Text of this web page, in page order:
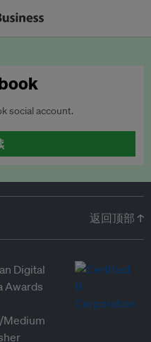
social account.
返回顶部 ↑